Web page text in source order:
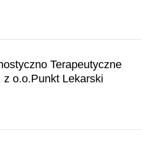
Terapeutyczne
o.o.Punkt Lekarski